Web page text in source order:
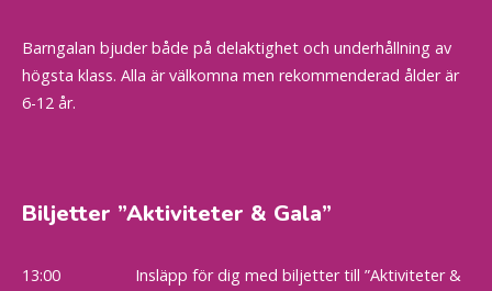
Barngalan bjuder både på delaktighet och underhållning av
högsta klass. Alla är välkomna men rekommenderad ålder är
6-12 år.
Biljetter ”Aktiviteter & Gala”
13:00 Insläpp för dig med biljetter till ”Aktiviteter &